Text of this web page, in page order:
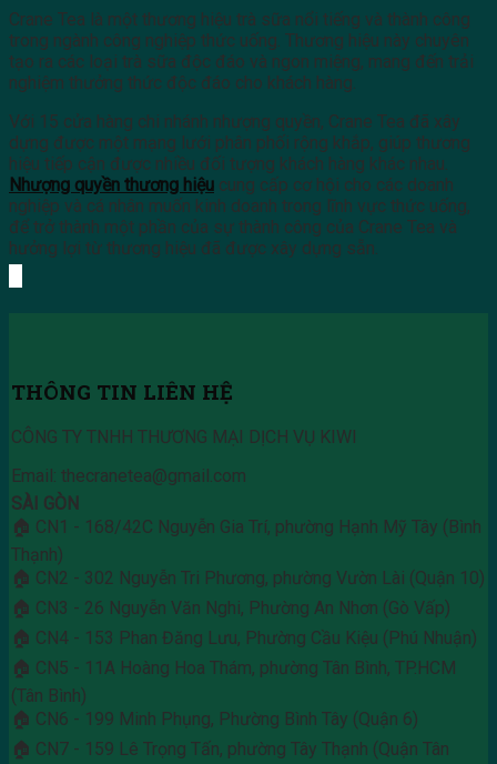
Crane Tea là một thương hiệu trà sữa nổi tiếng và thành công
trong ngành công nghiệp thức uống. Thương hiệu này chuyên
tạo ra các loại trà sữa độc đáo và ngon miệng, mang đến trải
nghiệm thưởng thức độc đáo cho khách hàng.
Với 15 cửa hàng chi nhánh nhượng quyền, Crane Tea đã xây
dựng được một mạng lưới phân phối rộng khắp, giúp thương
hiệu tiếp cận được nhiều đối tượng khách hàng khác nhau.
Nhượng quyền thương hiệu cung cấp cơ hội cho các doanh
nghiệp và cá nhân muốn kinh doanh trong lĩnh vực thức uống,
để trở thành một phần của sự thành công của Crane Tea và
hưởng lợi từ thương hiệu đã được xây dựng sẵn.
THÔNG TIN LIÊN HỆ
CÔNG TY TNHH THƯƠNG MẠI DỊCH VỤ KIWI
Email: thecranetea@gmail.com
SÀI GÒN
🏠 CN1 - 168/42C Nguyễn Gia Trí, phường Hạnh Mỹ Tây (Bình
Thạnh)
🏠 CN2 - 302 Nguyễn Tri Phương, phường Vườn Lài (Quận 10)
🏠 CN3 - 26 Nguyễn Văn Nghi, Phường An Nhơn (Gò Vấp)
🏠 CN4 - 153 Phan Đăng Lưu, Phường Cầu Kiệu (Phú Nhuận)
🏠 CN5 - 11A Hoàng Hoa Thám, phường Tân Bình, TP.HCM
(Tân Bình)
🏠 CN6 - 199 Minh Phụng, Phường Bình Tây (Quận 6)
🏠 CN7 - 159 Lê Trọng Tấn, phường Tây Thạnh (Quận Tân